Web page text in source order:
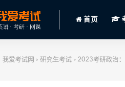
首页
我爱考试网 > 研究生考试 > 2023考研政治